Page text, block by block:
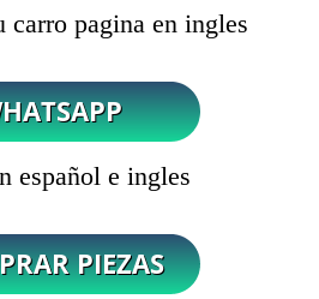
carro pagina en ingles
español e ingles